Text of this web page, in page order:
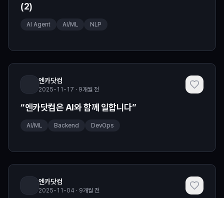
새로운 소식
(2)
AI Agent AI/ML NLP
엔카닷컴
2025-11-17 · 9개월 전
“엔카닷컴은 AI와 함께 일합니다”
AI/ML Backend DevOps
엔카닷컴
2025-11-04 · 9개월 전